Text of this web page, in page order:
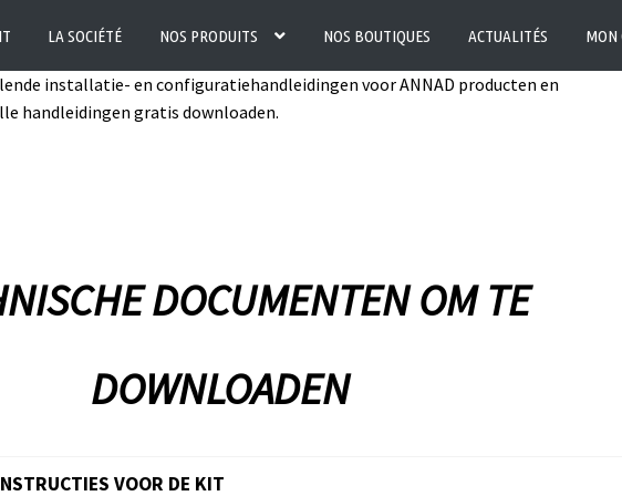
LA SOCIÉTÉ NOS PRODUITS NOS BOUTIQUES ACTUALITÉS MON
installatie- en configuratiehandleidingen voor ANNAD producten en
handleidingen gratis downloaden.
DOCUMENTEN OM TE
DOWNLOADEN
VOOR DE KIT